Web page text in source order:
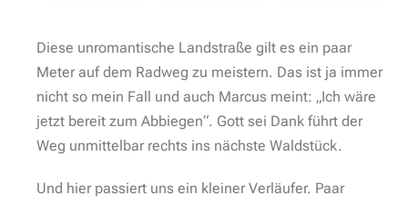
Diese unromantische Landstraße gilt es ein paar
Meter auf dem Radweg zu meistern. Das ist ja immer
nicht so mein Fall und auch Marcus meint: „Ich wäre
jetzt bereit zum Abbiegen“. Gott sei Dank führt der
Weg unmittelbar rechts ins nächste Waldstück.
Und hier passiert uns ein kleiner Verläufer. Paar